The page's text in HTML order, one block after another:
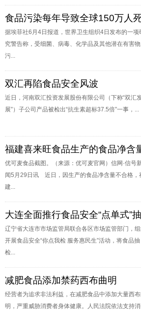
食品污染每年导致全球150万人
据埃菲社6月4日报道，世界卫生组织4日发布的一项
究警告称，受细菌、病毒、化学品及其他潜在有害
污...
双汇再陷食品安全风波
近日，河南双汇投资发展股份有限公司（下称“双汇
展”）子公司产品被检出“抗生素超标37.5倍”一事，...
福建喜来旺食品生产的食品净含
优可麦食品截图。（来源：优可麦官网）信网·信号
闻5月29日讯 近日，因生产的食品净含量不合格，
建...
大连全面推行食品安全“点单式”
辽宁省大连市市场监管局联合各区市场监管部门，
开展食品安全“你点我检 服务惠民生”活动，将食品抽
检...
减肥食品添加禁药西布曲明
经营者为追求非法利益，在减肥食品中添加大量西
明，严重威胁消费者身体健康。人民法院依法支持